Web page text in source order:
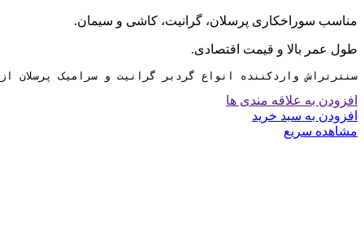
مناسب سوراخکاری پرسلان، گرانیت، کاشی و سیمان.
طول عمر بالا و قیمت اقتصادی.
سنترتراش واردکننده انواع گردبر گرانیت و سرامیک پرسلان از 6 تا 130 میلی متر می
افزودن به علاقه مندی ها
افزودن به سبد خرید
مشاهده سریع